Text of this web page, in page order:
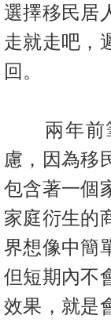
選擇移民居
走就走吧，
回。
兩年前筆
慮，因為移
包含著一個
家庭衍生的
界想像中簡
但短期內不
效果，就是